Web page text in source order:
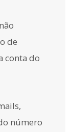
de
conta do
número